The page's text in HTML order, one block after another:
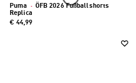
Puma · ÖFB 2026 Fußballshorts
Replica
€ 44,99